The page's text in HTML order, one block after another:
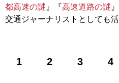
都高速の謎 』『高速道路の謎
交通ジャーナリストとしても
1 2 3 4